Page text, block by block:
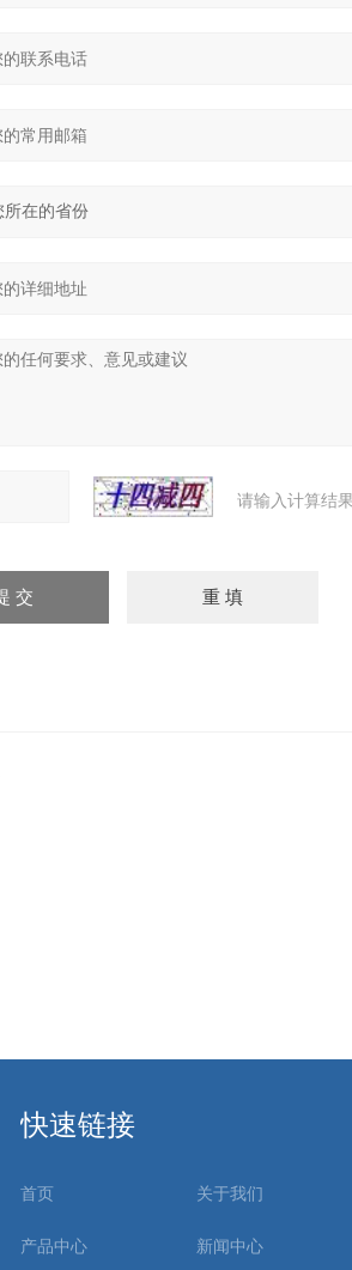
请输入计算结
快速链接
首页 关于我们
产品中心 新闻中心